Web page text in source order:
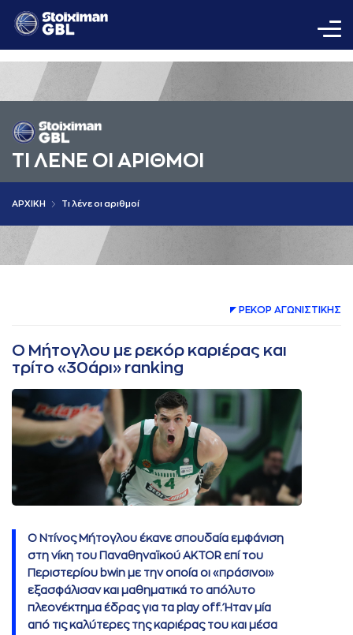
ΤΙ ΛΕΝΕ ΟΙ AΡΙΘΜΟΙ
AΡΧΙΚΗ Τι λένε οι αριθμοί
ΡΕΚΟΡ AΓΩΝΙΣΤΙΚΗΣ
Ο Μήτογλου με ρεκόρ καριέρας και
τρίτο «30άρι» ranking
Ο Ντίνος Μήτογλου έκανε σπουδαία εμφάνιση
στη νίκη του Παναθηναϊκού AKTOR επί του
Περιστερίου bwin με την οποία οι «πράσινοι»
εξασφάλισαν και μαθηματικά το απόλυτο
πλεονέκτημα έδρας για τα play off. Ήταν μία
από τις καλύτερες της καριέρας του και μέσα